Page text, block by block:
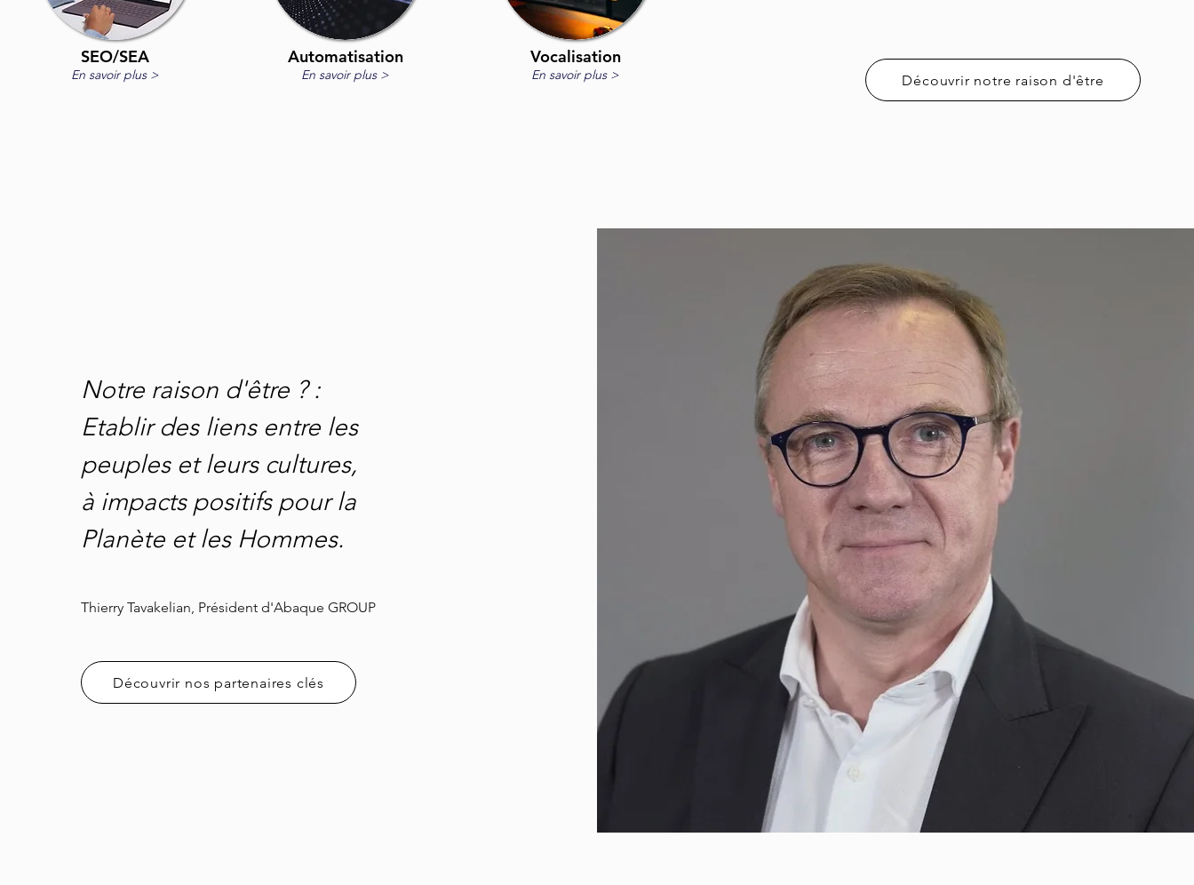
SEO/SEA
En savoir plus >
Automatisation
En savoir plus >
Vocalisation
En savoir plus > Découvrir notre raison d'être
Notre raison d'être ? :
Etablir des liens entre les
peuples et leurs cultures,
à impacts positifs pour la
Planète et les Hommes.
Thierry Tavakelian, Président d'Abaque GROUP
Découvrir nos partenaires clés